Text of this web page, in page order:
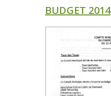
BUDGET 2014